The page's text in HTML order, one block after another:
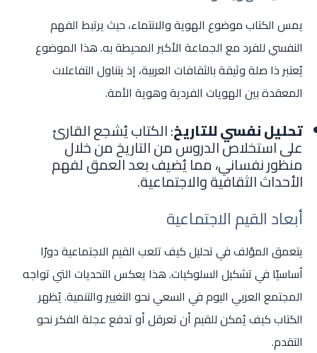
يمس الكتاب موضوع الهوية والانتماء، حيث يرتبط الفهم
النفسي للفرد مع الجماعة الأكبر المحيطة به. هذا الموضوع
يُعتبر ذا صلة وثيقة بالثقافات العربية، إذ يتناول التفاعلات
المعقدة بين الهويات الفردية وهوية الأمة.
تحليل نفسي للتاريخ: الكتاب يُشجع القارئ
على استخلاص الدروس من التاريخ من خلال
منظور نفساني، مما يُضيف بعد العمق لفهم
الأحداث الثقافية والاجتماعية.
أبعاد القيم الاجتماعية
يتعمق المؤلف في تحليل كيف تلعب القيم الاجتماعية دورًا
أساسيًا في تشكيل السلوكيات. هذا يعكس التحديات التي تواجه
المجتمع العربي اليوم في السعي نحو التغيير والتنمية. يُظهر
الكتاب كيف يُمكن للقيم أن تعرقل أو تدفع عجلة الفكر نحو
التقدم.